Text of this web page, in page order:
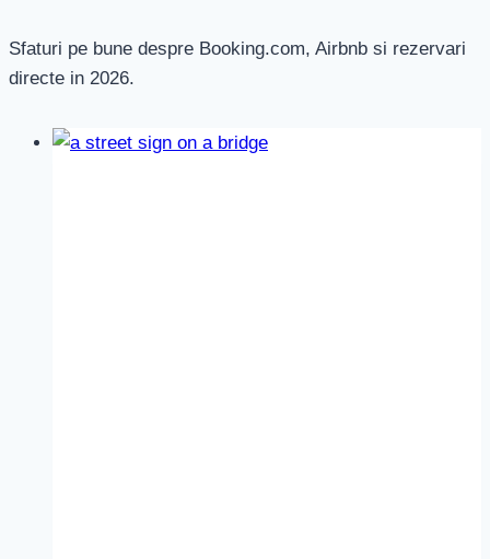
Sfaturi pe bune despre Booking.com, Airbnb si rezervari
directe in 2026.